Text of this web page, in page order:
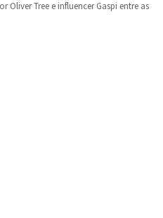
Oliver Tree e influencer Gaspi entre as